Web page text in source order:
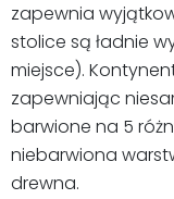
zapewnia
stolice są ładnie
miejsce).
zapewniając
barwione na 5
niebarwiona
drewna.